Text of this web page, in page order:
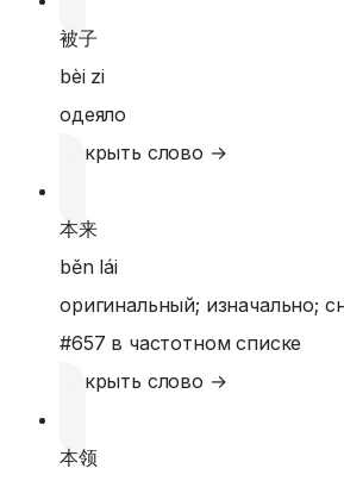
被子
bèi zi
одеяло
Открыть слово →
本来
běn lái
оригинальный; изначально;
#657 в частотном списке
Открыть слово →
本领